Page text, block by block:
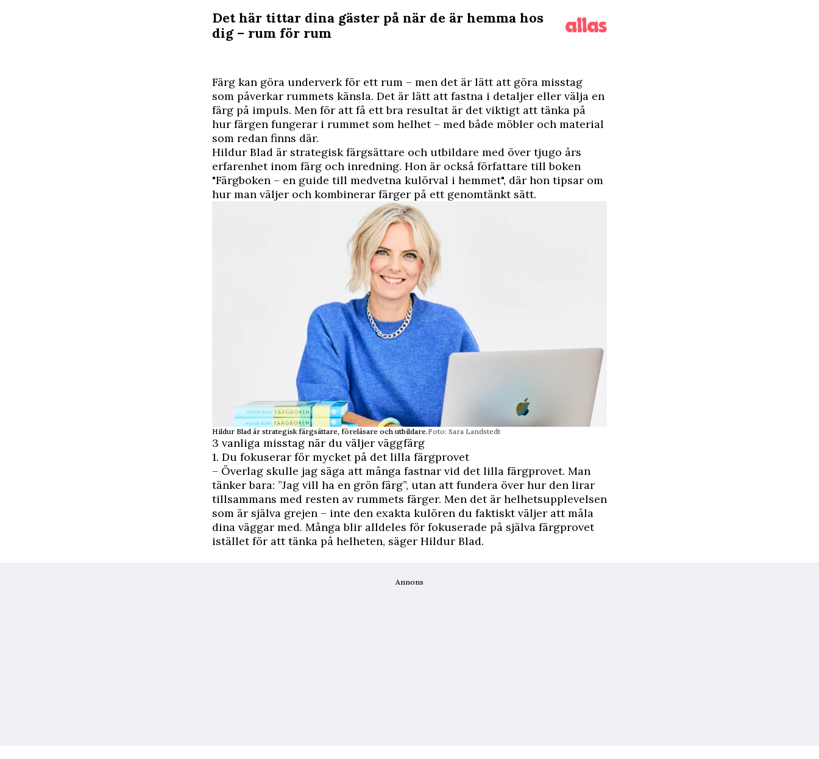
Det här tittar dina gäster på när de är hemma hos
dig – rum för rum
Färg kan göra underverk för ett rum – men det är lätt att göra misstag
som påverkar rummets känsla. Det är lätt att fastna i detaljer eller välja en
färg på impuls. Men för att få ett bra resultat är det viktigt att tänka på
hur färgen fungerar i rummet som helhet – med både möbler och material
som redan finns där.
Hildur Blad är strategisk färgsättare och utbildare med över tjugo års
erfarenhet inom färg och inredning. Hon är också författare till boken
"Färgboken – en guide till medvetna kulörval i hemmet", där hon tipsar om
hur man väljer och kombinerar färger på ett genomtänkt sätt.
Hildur Blad är strategisk färgsättare, föreläsare och utbildare.Foto: Sara Landstedt
3 vanliga misstag när du väljer väggfärg
1. Du fokuserar för mycket på det lilla färgprovet
– Överlag skulle jag säga att många fastnar vid det lilla färgprovet. Man
tänker bara: ”Jag vill ha en grön färg”, utan att fundera över hur den lirar
tillsammans med resten av rummets färger. Men det är helhetsupplevelsen
som är själva grejen – inte den exakta kulören du faktiskt väljer att måla
dina väggar med. Många blir alldeles för fokuserade på själva färgprovet
istället för att tänka på helheten, säger Hildur Blad.
Annons